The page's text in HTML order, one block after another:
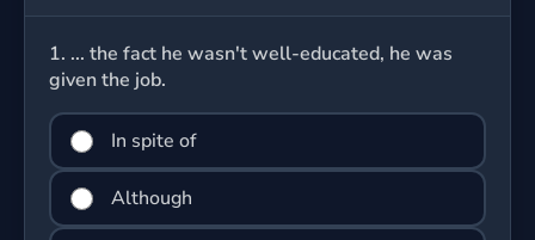
1. ... the fact he wasn't well-educated, he was
given the job.
In spite of
Although